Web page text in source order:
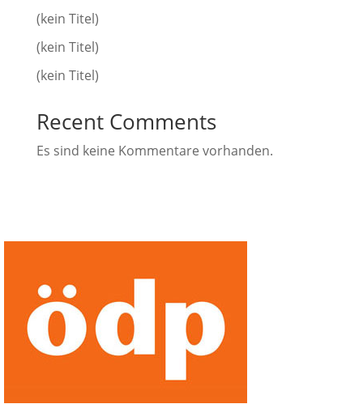
(kein Titel)
(kein Titel)
(kein Titel)
Recent Comments
Es sind keine Kommentare vorhanden.